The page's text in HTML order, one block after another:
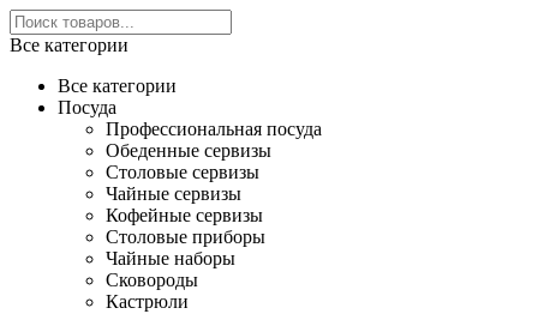
Все категории
Все категории
Посуда
Профессиональная посуда
Обеденные сервизы
Столовые сервизы
Чайные сервизы
Кофейные сервизы
Столовые приборы
Чайные наборы
Сковороды
Кастрюли